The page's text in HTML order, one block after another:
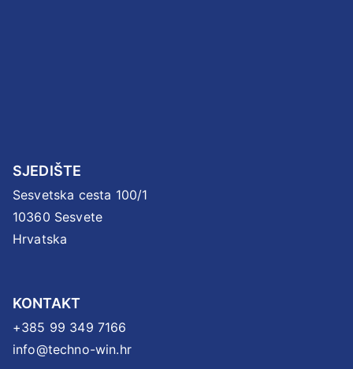
SJEDIŠTE
Sesvetska cesta 100/1
10360 Sesvete
Hrvatska
KONTAKT
+385 99 349 7166
info@techno-win.hr